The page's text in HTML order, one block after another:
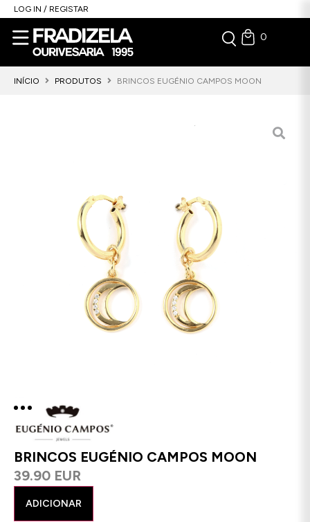
LOG IN / REGISTAR
0
INÍCIO PRODUTOS BRINCOS EUGÉNIO CAMPOS MOON
BRINCOS EUGÉNIO CAMPOS MOON
39.90 EUR
ADICIONAR